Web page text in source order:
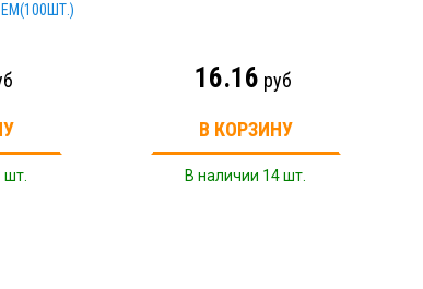
шт.
16.16 руб
В КОРЗИНУ
В наличии 14 шт.